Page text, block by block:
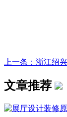
上一条：浙江绍
文章推荐